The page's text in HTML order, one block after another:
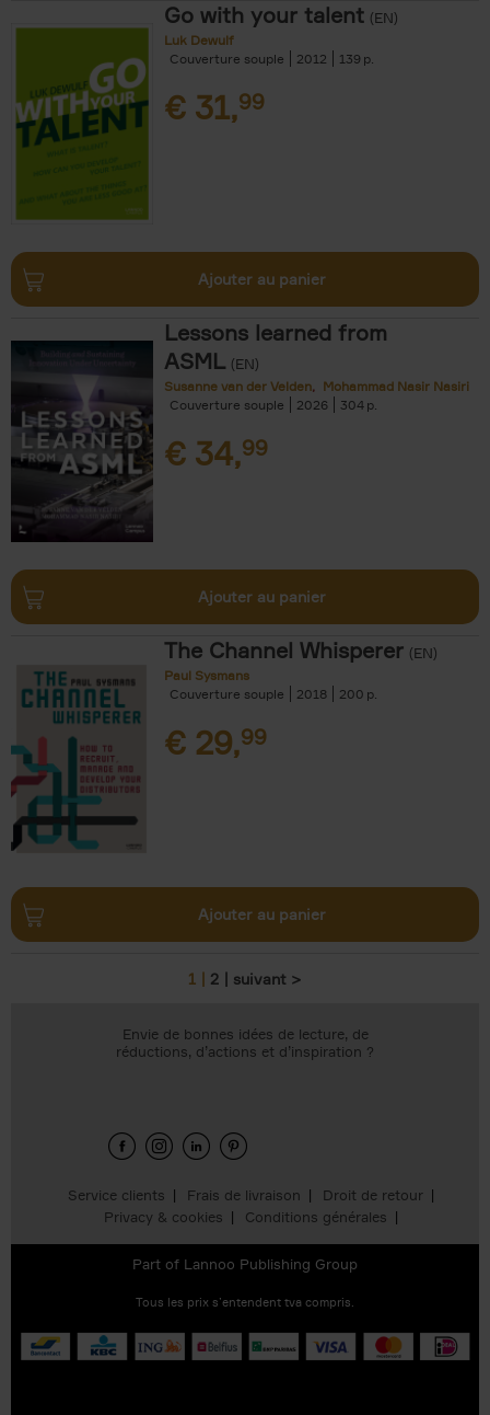
Go with your talent (EN)
Luk Dewulf
Couverture souple
2012 139
€ 31,99
Ajouter au panier
Lessons learned from
ASML (EN)
Susanne van der Velden
Mohammad Nasir Nasiri
Couverture souple
2026 304
€ 34,99
Ajouter au panier
The Channel Whisperer (EN)
Paul Sysmans
Couverture souple
2018 200
€ 29,99
Ajouter au panier
1 2 suivant >
Service clients Frais de livraison
Droit de retour
Privacy & cookies
Conditions générales
Envie de bonnes idées de lecture, de
réductions, d’actions et d’inspiration ?
Part of Lannoo Publishing Group
Tous les prix s’entendent tva compris.